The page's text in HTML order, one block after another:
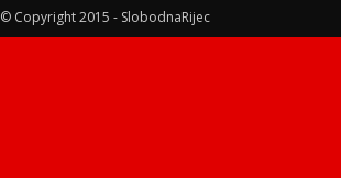
© Copyright 2015 - SlobodnaRijec